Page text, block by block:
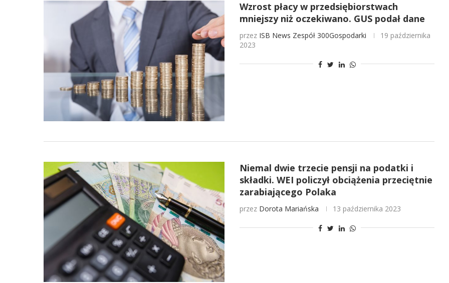
Wzrost płacy w przedsiębiorstwach
mniejszy niż oczekiwano. GUS podał dane
przez ISB News Zespół 300Gospodarki
19 października
2023
Niemal dwie trzecie pensji na podatki i
składki. WEI policzył obciążenia przeciętnie
zarabiającego Polaka
przez Dorota Mariańska 13 października 2023